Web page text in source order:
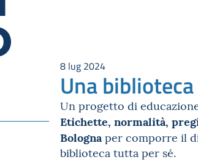
8 lug 2024
Una
Un progetto di
Etichette, normalità,
Bolognaper comporre il
biblioteca tutta per sé.